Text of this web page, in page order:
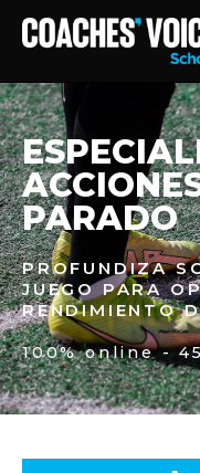
PARADO
PROFUNDIZA
JUEGO PARA
RENDIMIENTO
100% online -